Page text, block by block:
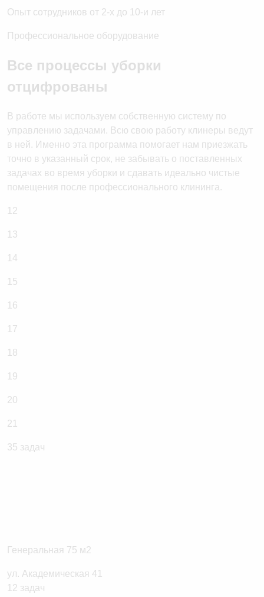
Опыт сотрудников от 2-х до 10-и лет
Профессиональное оборудование
Все процессы уборки
отцифрованы
В работе мы используем собственную систему по
управлению задачами. Всю свою работу клинеры ведут
в ней. Именно эта программа помогает нам приезжать
точно в указанный срок, не забывать о поставленных
задачах во время уборки и сдавать идеально чистые
помещения после профессионального клининга.
12
13
14
15
16
17
18
19
20
21
Генеральная 75 м2
ул. Академическая 41